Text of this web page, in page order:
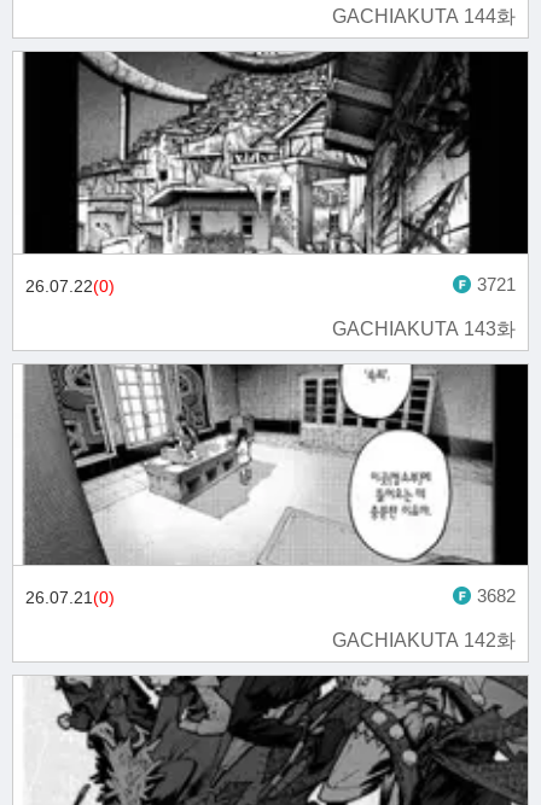
GACHIAKUTA 144화
GACHIAKUTA 143화
26.07.22(0) 3721
GACHIAKUTA 142화
26.07.21(0) 3682